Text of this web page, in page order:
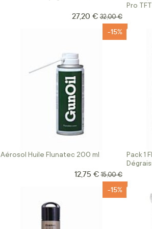
Prix Spécial
27,20 € Prix normal
32,00 €
Pro
Aérosol Huile Flunatec 200 ml
-15%
Prix Spécial
12,75 € Prix normal
15,00 €
Pack 1
-15%